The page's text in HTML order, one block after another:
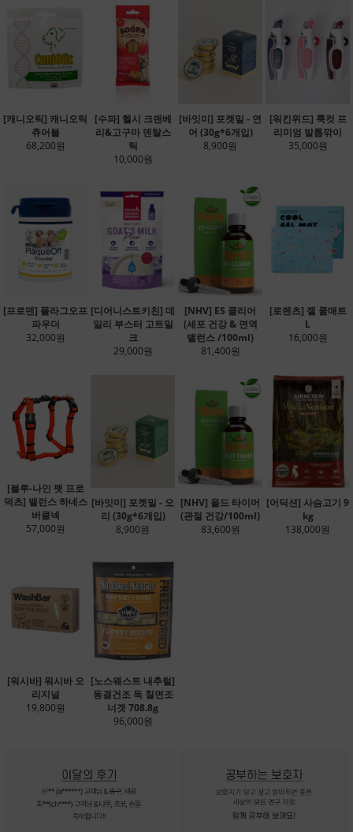
[캐니오틱] 캐니오틱
츄어블
68,200원
[수파] 헬시 크랜베
리&고구마 덴탈스
틱
10,000원
[바잇미] 포켓밀 - 연
어 (30g*6개입)
8,900원
[워킨위드] 룩컷 프
리미엄 발톱깎이
35,000원
[프로덴] 플라그오프
파우더
32,000원
[디어니스트키친] 데
일리 부스터 고트밀
크
29,000원
[NHV] ES 클리어
(세포 건강 & 면역
밸런스 /100ml)
81,400원
[로렌츠] 젤 쿨매트
L
16,000원
[블루-나인 펫 프로
덕츠] 밸런스 하네스
버클넥
57,000원
[바잇미] 포켓밀 - 오
리 (30g*6개입)
8,900원
[NHV] 올드 타이머
(관절 건강/100ml)
83,600원
[어딕션] 사슴고기 9
kg
138,000원
[워시바] 워시바 오
리지널
19,800원
[노스웨스트 내추럴]
동결건조 독 칠면조
너겟 708.8g
96,000원